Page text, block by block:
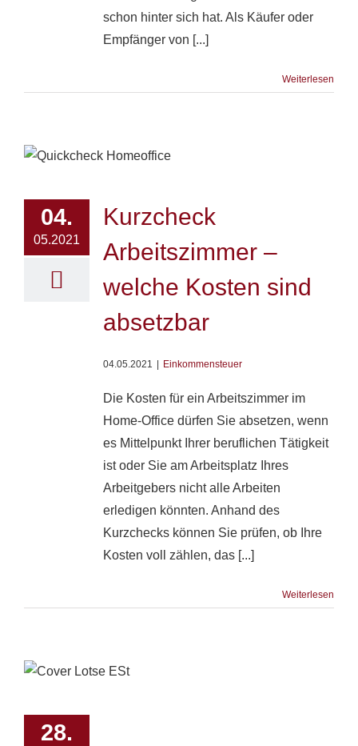
schon hinter sich hat. Als Käufer oder
Empfänger von [...]
Weiterlesen
04.
05.2021
Kurzcheck
Arbeitszimmer –
welche Kosten sind
absetzbar
04.05.2021 | Einkommensteuer
Die Kosten für ein Arbeitszimmer im
Home-Office dürfen Sie absetzen, wenn
es Mittelpunkt Ihrer beruflichen Tätigkeit
ist oder Sie am Arbeitsplatz Ihres
Arbeitgebers nicht alle Arbeiten
erledigen könnten. Anhand des
Kurzchecks können Sie prüfen, ob Ihre
Kosten voll zählen, das [...]
Weiterlesen
28.